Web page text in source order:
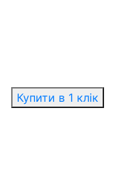
Купити в 1 клік